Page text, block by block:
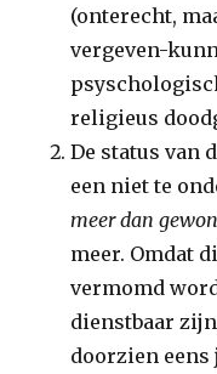
(onterecht,
vergeven-
religieus
De status van
een niet te
meer dan
meer. Omdat
vermomd
dienstbaar
doorzien eens